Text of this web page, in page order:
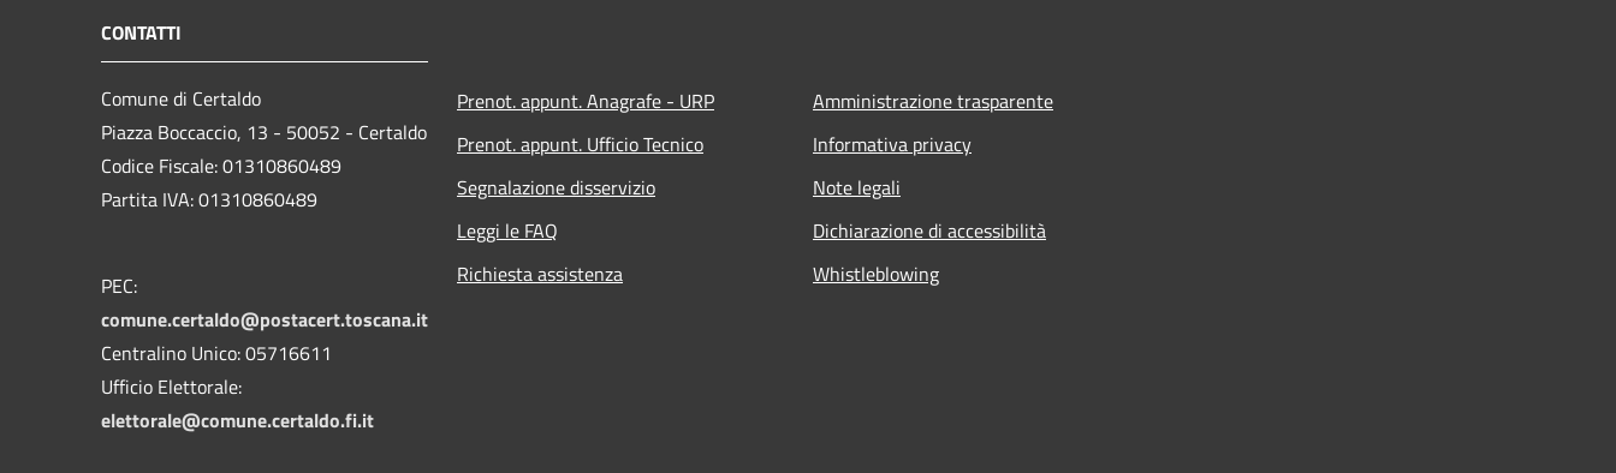
CONTATTI
Comune di Certaldo
Piazza Boccaccio, 13 - 50052 - Certaldo
Codice Fiscale: 01310860489
Partita IVA: 01310860489
PEC:
comune.certaldo@postacert.toscana.it
Centralino Unico: 05716611
Ufficio Elettorale:
elettorale@comune.certaldo.fi.it
Prenot. appunt. Anagrafe - URP
Prenot. appunt. Ufficio Tecnico
Segnalazione disservizio
Leggi le FAQ
Richiesta assistenza
Amministrazione trasparente
Informativa privacy
Note legali
Dichiarazione di accessibilità
Whistleblowing